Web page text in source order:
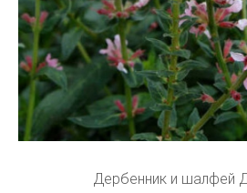
Дербенник и шалфей